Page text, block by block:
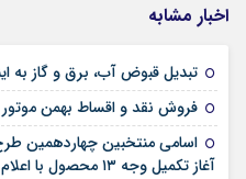
اخبار مشابه
تبدیل قبوض آب، برق و گاز به
فروش نقد و اقساط بهمن
اسامی منتخبین چهاردهمین
آغاز تکمیل وجه ۱۳ محصول با اعلام قیمت و زمان تحویل